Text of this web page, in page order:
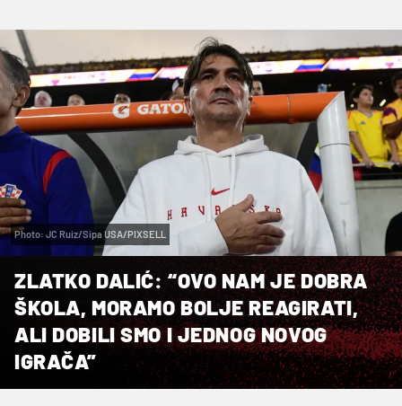
Photo: JC Ruiz/Sipa USA/PIXSELL
ZLATKO DALIĆ: “OVO NAM JE DOBRA
ŠKOLA, MORAMO BOLJE REAGIRATI,
ALI DOBILI SMO I JEDNOG NOVOG
IGRAČA”